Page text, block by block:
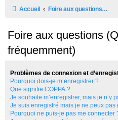
Accueil Foire aux questions (Questions posées fréquemment)
Foire aux questions
fréquemment)
Problèmes de connexion et
Pourquoi dois-je m’enregistrer ?
Que signifie COPPA ?
Je souhaite m’enregistrer, mais je n’y
Je suis enregistré mais je ne peux pas
Pourquoi ne puis-je pas me connecter